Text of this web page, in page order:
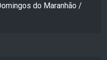
do Maranhão /